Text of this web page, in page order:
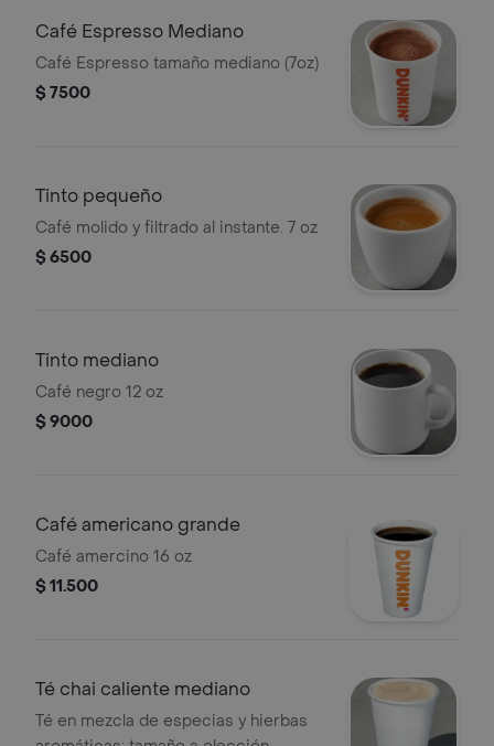
Café Espresso Mediano
Café Espresso tamaño mediano (7oz)
$ 7500
Tinto pequeño
Café molido y filtrado al instante. 7 oz
$ 6500
Tinto mediano
Café negro 12 oz
$ 9000
Café americano grande
Café amercino 16 oz
$ 11.500
Té chai caliente mediano
Té en mezcla de especias y hierbas